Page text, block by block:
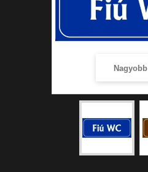
Nagyobb